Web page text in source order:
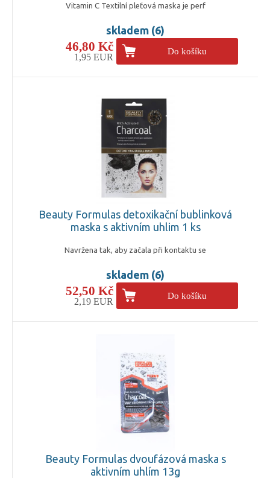
Vitamin C Textilní pleťová maska je perf
skladem (6)
46,80 Kč
1,95 EUR
Do košíku
Beauty Formulas detoxikační bublinková
maska s aktivním uhlim 1 ks
Navržena tak, aby začala při kontaktu se
skladem (6)
52,50 Kč
2,19 EUR
Do košíku
Beauty Formulas dvoufázová maska s
aktivním uhlím 13g